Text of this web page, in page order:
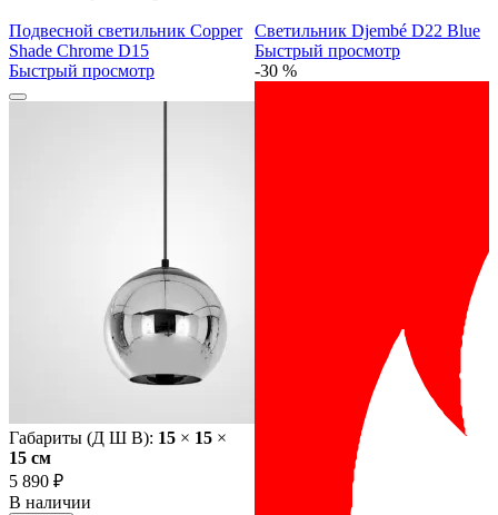
Подвесной светильник Copper
Shade Chrome D15
Быстрый просмотр
Габариты (Д Ш В): 15 × 15 ×
15 cм
5 890 ₽
В наличии
Светильник Djembé D22 Blue
Быстрый просмотр
-30 %